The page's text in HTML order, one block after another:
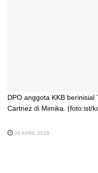
DPO anggota KKB
Cartnez di Mimika. (foto:ist/
26 APRIL 2026